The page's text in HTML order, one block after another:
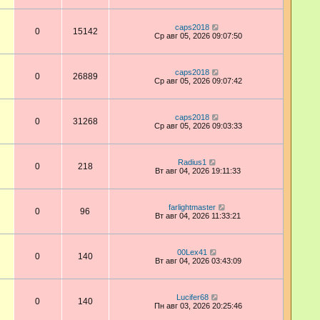
0 15142
caps2018
Ср авг 05, 2026 09:07:50
0 26889
caps2018
Ср авг 05, 2026 09:07:42
0 31268
caps2018
Ср авг 05, 2026 09:03:33
0 218
Radius1
Вт авг 04, 2026 19:11:33
0 96
farlightmaster
Вт авг 04, 2026 11:33:21
0 140
00Lex41
Вт авг 04, 2026 03:43:09
0 140
Lucifer68
Пн авг 03, 2026 20:25:46